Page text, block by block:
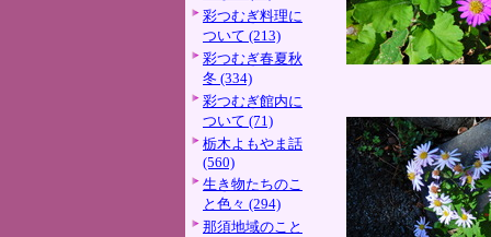
彩つむぎ料理に
ついて (213)
彩つむぎ春夏秋
冬 (334)
彩つむぎ館内に
ついて (71)
栃木よもやま話
(560)
生き物たちのこ
と色々 (294)
那須地域のこと